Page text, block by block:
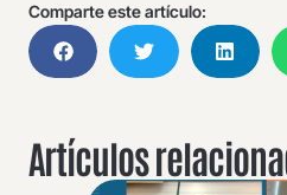
Comparte este artículo:
Artículos